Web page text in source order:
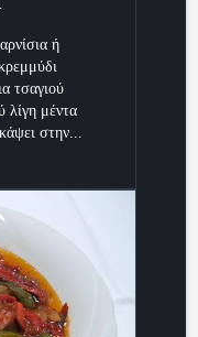
ή
τσαγιού
λίγη μέντα
στην...